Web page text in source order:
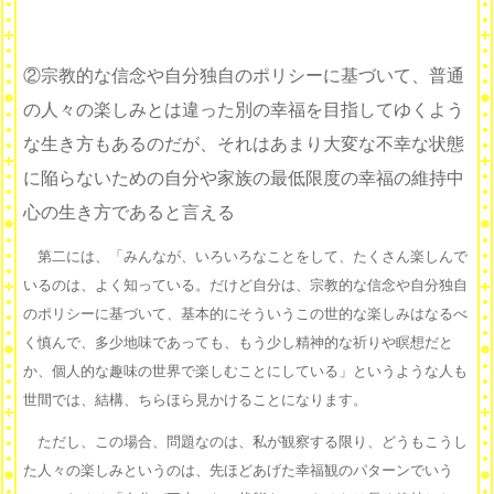
②宗教的な信念や自分独自のポリシーに基づいて、普通
の人々の楽しみとは違った別の幸福を目指してゆくよう
な生き方もあるのだが、それはあまり大変な不幸な状態
に陥らないための自分や家族の最低限度の幸福の維持中
心の生き方であると言える
第二には、「みんなが、いろいろなことをして、たくさん楽しんで
いるのは、よく知っている。だけど自分は、宗教的な信念や自分独自
のポリシーに基づいて、基本的にそういうこの世的な楽しみはなるべ
く慎んで、多少地味であっても、もう少し精神的な祈りや瞑想だと
か、個人的な趣味の世界で楽しむことにしている」というような人も
世間では、結構、ちらほら見かけることになります。
ただし、この場合、問題なのは、私が観察する限り、どうもこうし
た人々の楽しみというのは、先ほどあげた幸福観のパターンでいう